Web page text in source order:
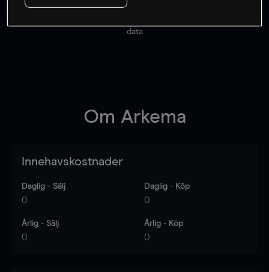
Priserna är endast vägledande.
data
Om Arkema
Innehavskostnader
Daglig - Sälj
0
Daglig - Köp
0
Årlig - Sälj
0
Årlig - Köp
0